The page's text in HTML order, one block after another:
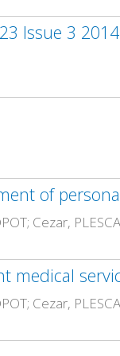
Issue 3 2014